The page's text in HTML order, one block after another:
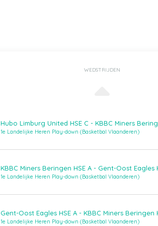
WEDSTRIJDEN
Hubo Limburg United HSE C - KBBC Miners
1e Landelijke Heren Play-down (Basketbal Vlaanderen)
KBBC Miners Beringen HSE A - Gent-Oost Eagles
1e Landelijke Heren Play-down (Basketbal Vlaanderen)
Gent-Oost Eagles HSE A - KBBC Miners Beringen
1e Landelijke Heren Play-down (Basketbal Vlaanderen)